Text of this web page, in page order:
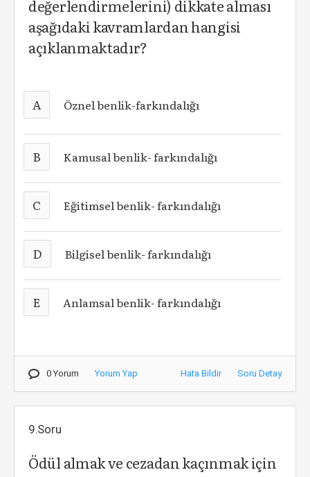
değerlendirmelerini) dikkate alması
aşağıdaki kavramlardan hangisi
açıklanmaktadır?
A Öznel benlik-farkındalığı
B Kamusal benlik- farkındalığı
C Eğitimsel benlik- farkındalığı
D Bilgisel benlik- farkındalığı
E Anlamsal benlik- farkındalığı
0 Yorum Yorum Yap Hata Bildir Soru Detay
9.Soru
Ödül almak ve cezadan kaçınmak için